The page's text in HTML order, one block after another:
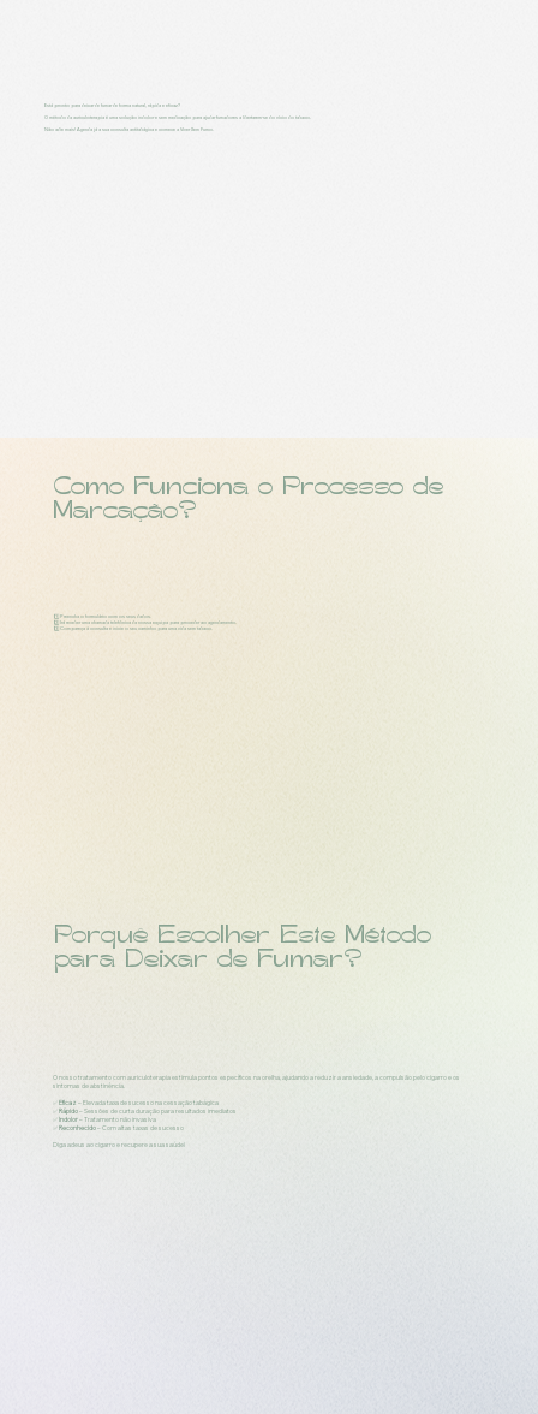
Está pronto para deixar de fumar de forma natural, rápida e eficaz?
O método da auriculoterapia é uma solução indolor e sem medicação para ajudar fumadores a libertarem-se do vício do tabaco.
Não adie mais! Agenda já a sua consulta antitabágica e comece a Viver Sem Fumo.
Como Funciona o Processo de
Marcação?
1️⃣ Preencha o formulário com os seus dados.
2️⃣ Irá receber uma chamada telefónica da nossa equipa para proceder ao agendamento.
3️⃣ Compareça à consulta e inicie o seu caminho para uma vida sem tabaco.
Porquê Escolher Este Método
para Deixar de Fumar?
O nosso tratamento com auriculoterapia estimula pontos específicos na orelha, ajudando a reduzir a ansiedade, a compulsão pelo cigarro e os
sintomas de abstinência.
✅Eficaz– Elevada taxa de sucesso na cessação tabágica
✅Rápido– Sessões de curta duração para resultados imediatos
✅Indolor– Tratamento não invasiva
✅Reconhecido– Com altas taxas de sucesso
Diga adeus ao cigarro e recupere a sua saúde!